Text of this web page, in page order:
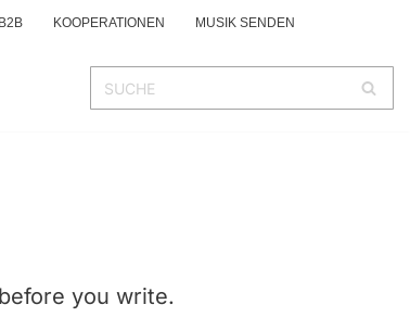
B2B KOOPERATIONEN MUSIK SENDEN
you write.